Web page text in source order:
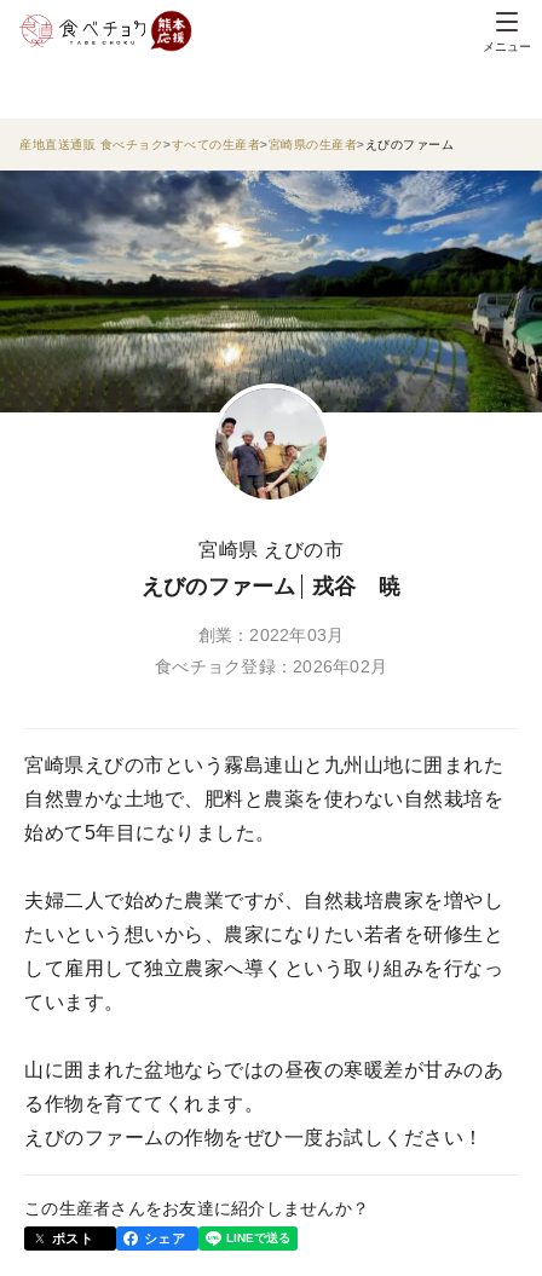
メニュー
産地直送通販 食べチョク すべての生産者 宮崎県の生産者 えびのファーム
宮崎県 えびの市
えびのファーム 戎谷 暁
創業：2022年03月
食べチョク登録：2026年02月
宮崎県えびの市という霧島連山と九州山地に囲まれた
自然豊かな土地で、肥料と農薬を使わない自然栽培を
始めて5年目になりました。
夫婦二人で始めた農業ですが、自然栽培農家を増やし
たいという想いから、農家になりたい若者を研修生と
して雇用して独立農家へ導くという取り組みを行なっ
ています。
山に囲まれた盆地ならではの昼夜の寒暖差が甘みのあ
る作物を育ててくれます。
えびのファームの作物をぜひ一度お試しください！
この生産者さんをお友達に紹介しませんか？
ポスト シェア